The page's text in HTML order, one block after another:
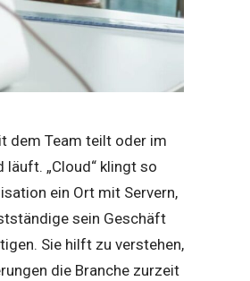
dem Team teilt oder im
„Cloud“ klingt so
ein Ort mit Servern,
sein Geschäft
Sie hilft zu verstehen,
die Branche zurzeit